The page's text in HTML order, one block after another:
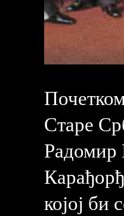
Старе
Радомир
којој би